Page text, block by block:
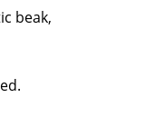
beak,